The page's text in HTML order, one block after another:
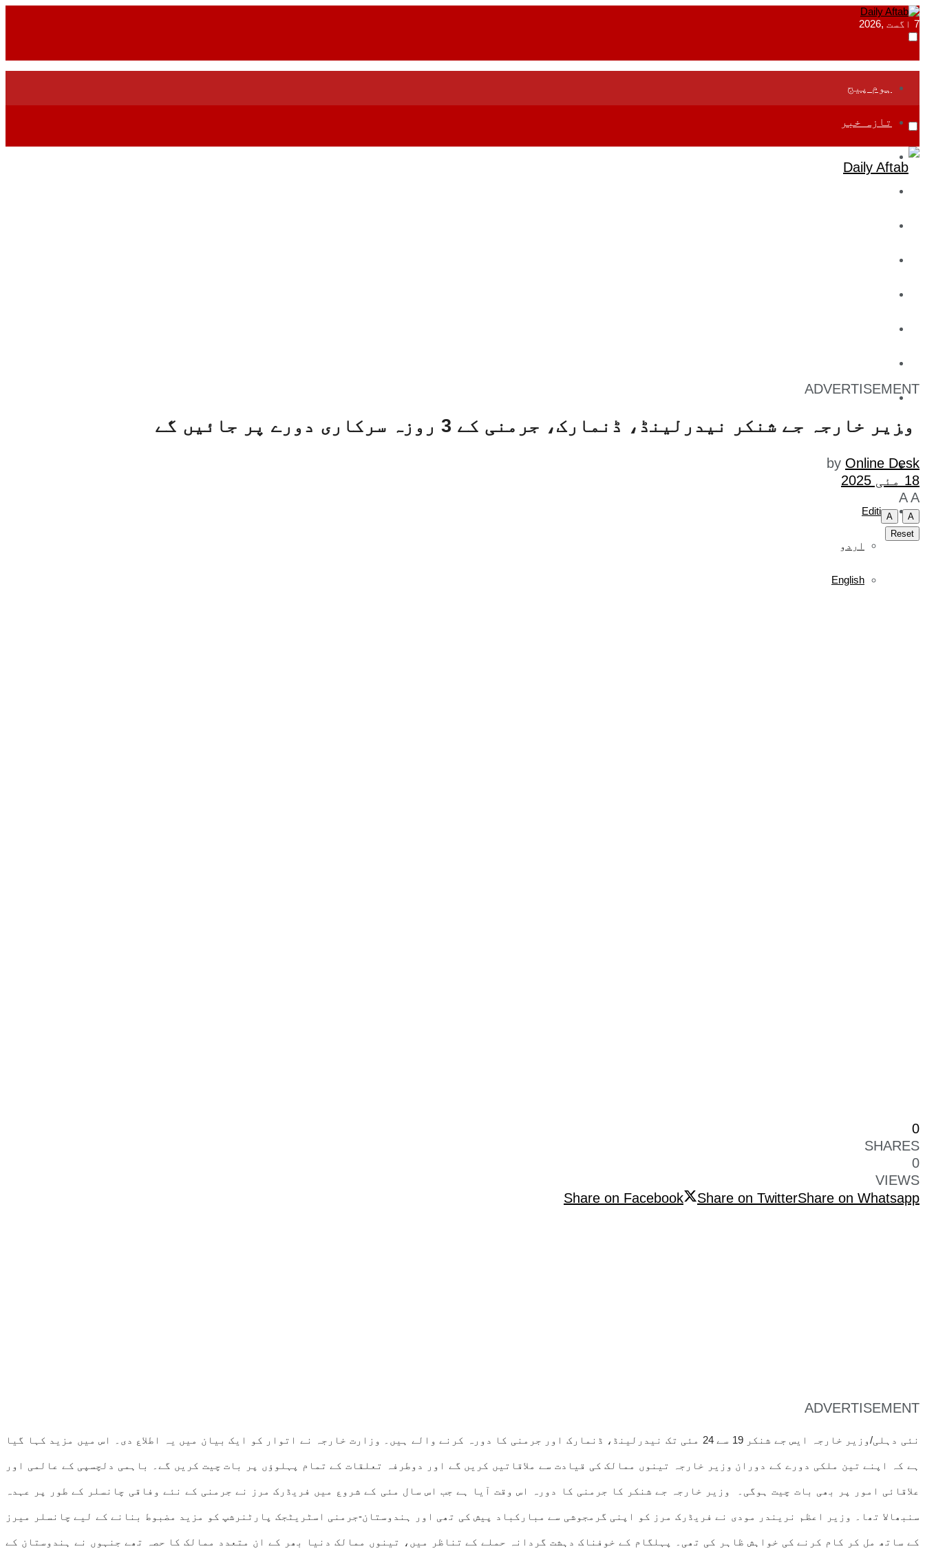
7 اگست ,2026
ہوم پیج
تازہ خبر
تفریح
صحت
آج کا اخبار
Edition
اردو
English
ADVERTISEMENT
وزیر خارجہ جے شنکر نیدرلینڈ، ڈنمارک، جرمنی کے 3 روزہ سرکاری دورے پر جائیں گے
by Online Desk
18 مئی 2025
A A
A
A
Reset
0
SHARES
0
VIEWS
Share on Facebook
Share on TwitterShare on Whatsapp
ADVERTISEMENT
نئی دہلی/وزیر خارجہ ایس جے شنکر 19 سے 24 مئی تک نیدرلینڈ، ڈنمارک اور جرمنی کا دورہ کرنے والے ہیں۔ وزارت خارجہ نے اتوار کو ایک بیان میں یہ اطلاع دی۔ اس میں مزید کہا گیا
ہے کہ اپنے تین ملکی دورے کے دوران وزیر خارجہ تینوں ممالک کی قیادت سے ملاقاتیں کریں گے اور دوطرفہ تعلقات کے تمام پہلوؤں پر بات چیت کریں گے۔ باہمی دلچسپی کے عالمی اور
علاقائی امور پر بھی بات چیت ہوگی۔ وزیر خارجہ جے شنکر کا جرمنی کا دورہ اس وقت آیا ہے جب اس سال مئی کے شروع میں فریڈرک مرز نے جرمنی کے نئے وفاقی چانسلر کے طور پر عہدہ
سنبھالا تھا۔ وزیر اعظم نریندر مودی نے فریڈرک مرز کو اپنی گرمجوشی سے مبارکباد پیش کی تھی اور ہندوستان-جرمنی اسٹریٹجک پارٹنرشپ کو مزید مضبوط بنانے کے لیے چانسلر میرز
کے ساتھ مل کر کام کرنے کی خواہش ظاہر کی تھی۔ پہلگام کے خوفناک دہشت گردانہ حملے کے تناظر میں، تینوں ممالک دنیا بھر کے ان متعدد ممالک کا حصہ تھے جنہوں نے ہندوستان کے